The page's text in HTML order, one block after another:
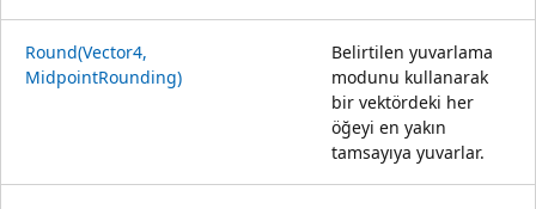
Round(Vector4,
MidpointRounding)
Belirtilen yuvarlama
modunu kullanarak
bir vektördeki her
öğeyi en yakın
tamsayıya yuvarlar.